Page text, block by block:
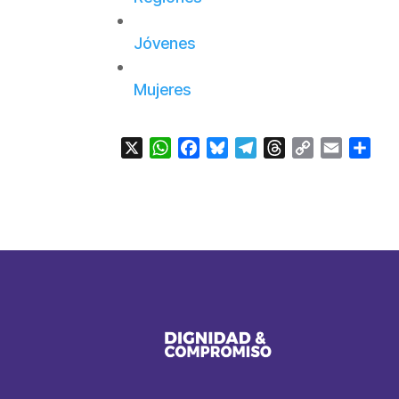
Jóvenes
Mujeres
WhatsApp
FacebookBlueskyTelegramThreads
Copy Email